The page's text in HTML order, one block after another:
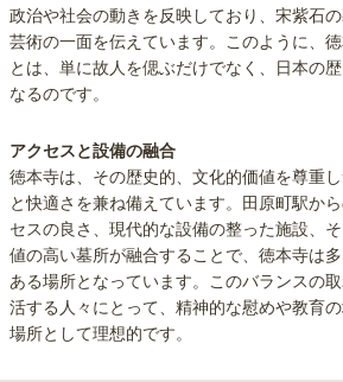
政治や社会の動きを反映しており、宋紫石
芸術の一面を伝えています。このように、
とは、単に故人を偲ぶだけでなく、日本の
なるのです。
アクセスと設備の融合
徳本寺は、その歴史的、文化的価値を尊重
と快適さを兼ね備えています。田原町駅か
セスの良さ、現代的な設備の整った施設、
値の高い墓所が融合することで、徳本寺は
ある場所となっています。このバランスの
活する人々にとって、精神的な慰めや教育
場所として理想的です。